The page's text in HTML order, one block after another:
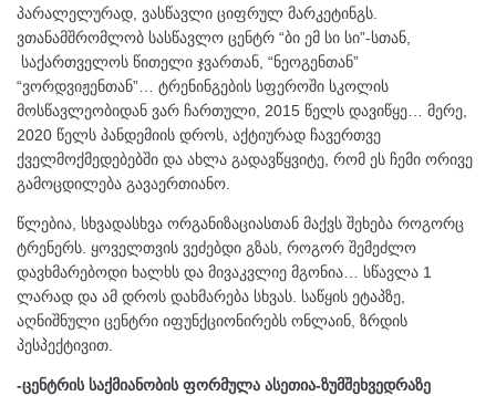
პარალელურად, ვასწავლი ციფრულ მარკეტინგს.
ვთანამშრომლობ სასწავლო ცენტრ “ბი ემ სი სი”-სთან,
საქართველოს წითელი ჯვართან, “ნეოგენთან”
“ვორდვიჟენთან”… ტრენინგების სფეროში სკოლის
მოსწავლეობიდან ვარ ჩართული, 2015 წელს დავიწყე… მერე,
2020 წელს პანდემიის დროს, აქტიურად ჩავერთვე
ქველმოქმედებებში და ახლა გადავწყვიტე, რომ ეს ჩემი ორივე
გამოცდილება გავაერთიანო.
წლებია, სხვადასხვა ორგანიზაციასთან მაქვს შეხება როგორც
ტრენერს. ყოველთვის ვეძებდი გზას, როგორ შემეძლო
დავხმარებოდი ხალხს და მივაკვლიე მგონია… სწავლა 1
ლარად და ამ დროს დახმარება სხვას. საწყის ეტაპზე,
აღნიშნული ცენტრი იფუნქციონირებს ონლაინ, ზრდის
პესპექტივით.
-ცენტრის საქმიანობის ფორმულა ასეთია-ზუმშეხვედრაზე